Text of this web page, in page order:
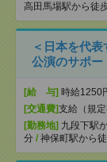
高田馬場駅から徒
＜日本を代
公演のサポー
[給 与] 時給1250
[交通費]支給（規定
[勤務地] 九段下駅
分 / 神保町駅から